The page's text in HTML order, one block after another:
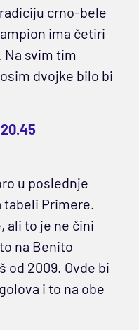
crno-bele
ima četiri
Na svim tim
dvojke bilo bi
u poslednje
Primere.
ali to je ne čini
na Benito
od 2009. Ovde bi
i to na obe